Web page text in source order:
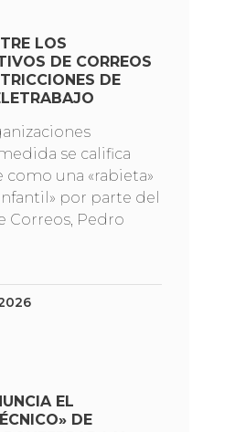
LOS
DE CORREOS
DE
se califica
una «rabieta»
por parte del
Correos, Pedro
EL
DE